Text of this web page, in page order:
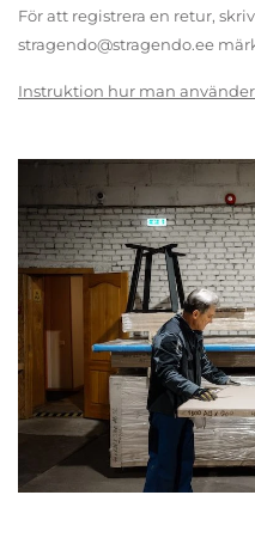
För att registrera en retur,
stragendo@stragendo.ee
Instruktion hur man